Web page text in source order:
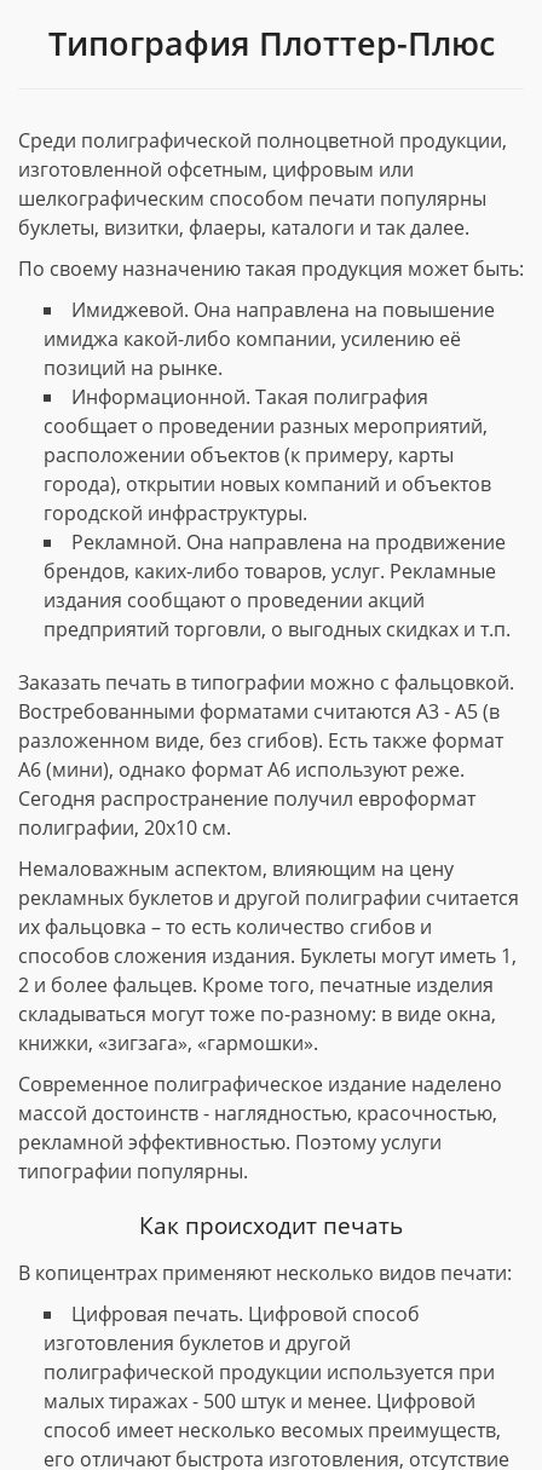
Типография Плоттер-Плюс
Среди полиграфической полноцветной продукции,
изготовленной офсетным, цифровым или
шелкографическим способом печати популярны
буклеты, визитки, флаеры, каталоги и так далее.
По своему назначению такая продукция может быть:
Имиджевой. Она направлена на повышение
имиджа какой-либо компании, усилению её
позиций на рынке.
Информационной. Такая полиграфия
сообщает о проведении разных мероприятий,
расположении объектов (к примеру, карты
города), открытии новых компаний и объектов
городской инфраструктуры.
Рекламной. Она направлена на продвижение
брендов, каких-либо товаров, услуг. Рекламные
издания сообщают о проведении акций
предприятий торговли, о выгодных скидках и т.п.
Заказать печать в типографии можно с фальцовкой.
Востребованными форматами считаются А3 - А5 (в
разложенном виде, без сгибов). Есть также формат
А6 (мини), однако формат А6 используют реже.
Сегодня распространение получил евроформат
полиграфии, 20х10 см.
Немаловажным аспектом, влияющим на цену
рекламных буклетов и другой полиграфии считается
их фальцовка – то есть количество сгибов и
способов сложения издания. Буклеты могут иметь 1,
2 и более фальцев. Кроме того, печатные изделия
складываться могут тоже по-разному: в виде окна,
книжки, «зигзага», «гармошки».
Современное полиграфическое издание наделено
массой достоинств - наглядностью, красочностью,
рекламной эффективностью. Поэтому услуги
типографии популярны.
Как происходит печать
В копицентрах применяют несколько видов печати:
Цифровая печать. Цифровой способ
изготовления буклетов и другой
полиграфической продукции используется при
малых тиражах - 500 штук и менее. Цифровой
способ имеет несколько весомых преимуществ,
его отличают быстрота изготовления, отсутствие